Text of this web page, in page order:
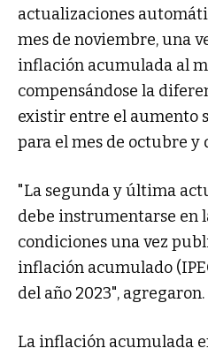
actualizaciones
mes de noviembre, una
inflación acumulada al
compensándose la
existir entre el aumento
para el mes de octubre y
"La segunda y última
debe instrumentarse en
condiciones una vez
inflación acumulado
del año 2023", agregaron.
La inflación acumulada